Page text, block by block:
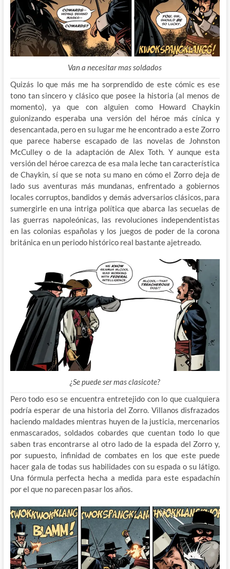
Van a necesitar mas soldados
Quizás lo que más me ha sorprendido de este cómic es ese
tono tan sincero y clásico que posee la historia (al menos de
momento), ya que con alguien como Howard Chaykin
guionizando esperaba una versión del héroe más cínica y
desencantada, pero en su lugar me he encontrado a este Zorro
que parece haberse escapado de las novelas de Johnston
McCulley o de la adaptación de Alex Toth. Y aunque esta
versión del héroe carezca de esa mala leche tan característica
de Chaykin, sí que se nota su mano en cómo el Zorro deja de
lado sus aventuras más mundanas, enfrentado a gobiernos
locales corruptos, bandidos y demás adversarios clásicos, para
sumergirle en una intriga política que abarca las secuelas de
las guerras napoleónicas, las revoluciones independentistas
en las colonias españolas y los juegos de poder de la corona
británica en un periodo histórico real bastante ajetreado.
¿Se puede ser mas clasicote?
Pero todo eso se encuentra entretejido con lo que cualquiera
podría esperar de una historia del Zorro. Villanos disfrazados
haciendo maldades mientras huyen de la justicia, mercenarios
enmascarados, soldados cobardes que cuentan todo lo que
saben tras encontrarse al otro lado de la espada del Zorro y,
por supuesto, infinidad de combates en los que este puede
hacer gala de todas sus habilidades con su espada o su látigo.
Una fórmula perfecta hecha a medida para este espadachín
por el que no parecen pasar los años.